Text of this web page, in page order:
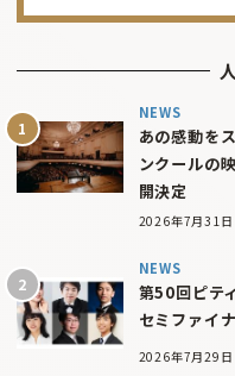
NEWS
あの感動を
ンクールの
開決定
2026年7月31日
NEWS
第50回ピテ
セミファイ
2026年7月29日